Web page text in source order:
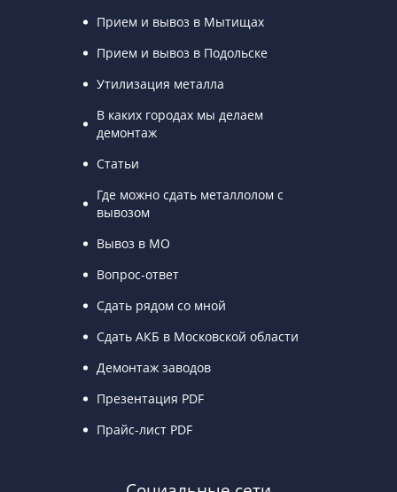
Прием и вывоз в Мытищах
Прием и вывоз в Подольске
Утилизация металла
В каких городах мы делаем
демонтаж
Статьи
Где можно сдать металлолом с
вывозом
Вывоз в МО
Вопрос-ответ
Сдать рядом со мной
Сдать АКБ в Московской области
Демонтаж заводов
Презентация PDF
Прайс-лист PDF